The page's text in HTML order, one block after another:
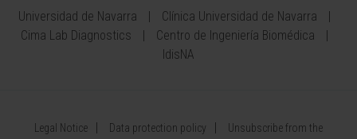
Universidad de Navarra
Clínica Universidad de Navarra
Cima Lab Diagnostics
Centro de Ingeniería Biomédica
IdisNA
Legal Notice Data protection policy Unsubscribe from the